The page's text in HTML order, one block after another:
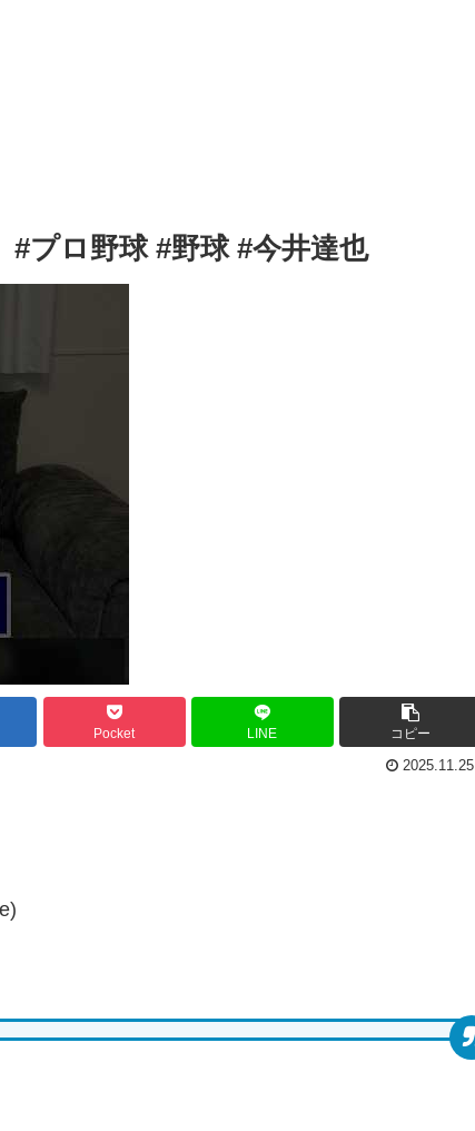
プロ野球 #野球 #今井達也
Pocket LINE コピー
2025.11.25